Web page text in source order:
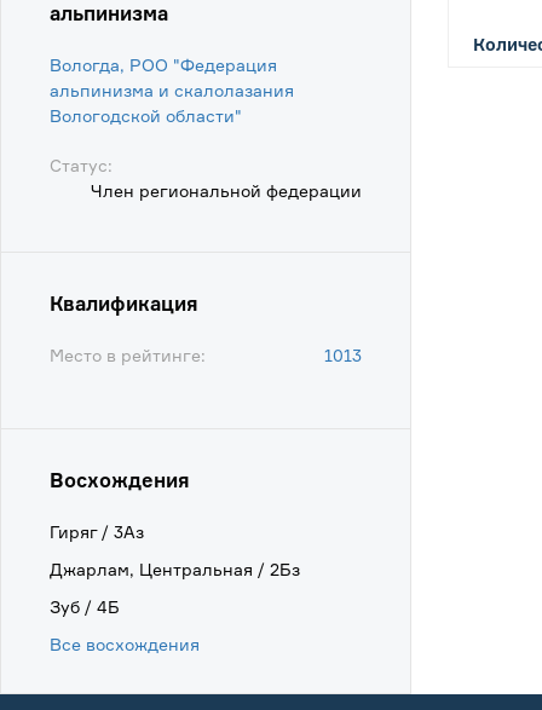
альпинизма
Вологда, РОО "Федерация
альпинизма и скалолазания
Вологодской области"
Статус:
Член региональной федерации
Квалификация
Место в рейтинге: 1013
Восхождения
Гиряг / 3Аз
Джарлам, Центральная / 2Бз
Зуб / 4Б
Все восхождения